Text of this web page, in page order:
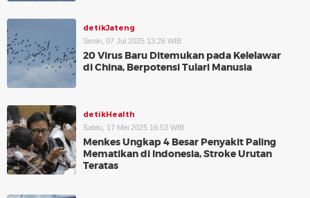
detikJateng
Senin, 07 Jul 2025 13:26 WIB
20 Virus Baru Ditemukan pada Kelelawar
di China, Berpotensi Tulari Manusia
detikHealth
Sabtu, 17 Mei 2025 16:53 WIB
Menkes Ungkap 4 Besar Penyakit Paling
Mematikan di Indonesia, Stroke Urutan
Teratas